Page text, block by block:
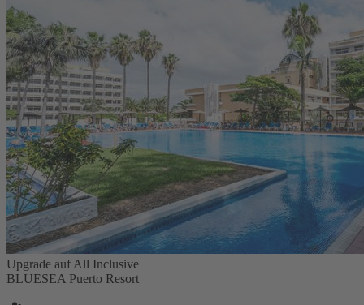
Upgrade auf All Inclusive
BLUESEA Puerto Resort